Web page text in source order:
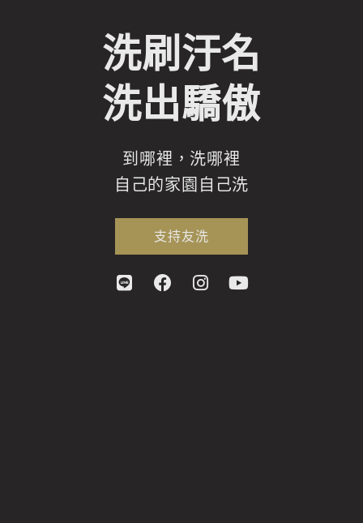
洗刷汙名
洗出驕傲
到哪裡，洗哪裡
自己的家園自己洗
支持友洗